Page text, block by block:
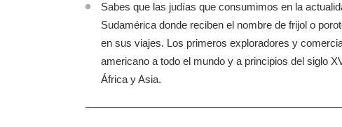
Sabes que las judías que consumimos en la
Sudamérica donde reciben el nombre de frijol o
en sus viajes. Los primeros exploradores y
americano a todo el mundo y a principios del siglo
África y Asia.